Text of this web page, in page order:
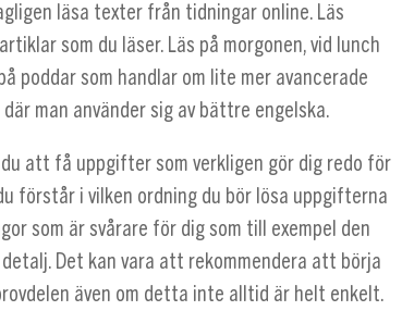
läsa texter från tidningar online. Läs
som du läser. Läs på morgonen, vid lunch
poddar som handlar om lite mer avancerade
man använder sig av bättre engelska.
att få uppgifter som verkligen gör dig redo för
förstår i vilken ordning du bör lösa uppgifterna
som är svårare för dig som till exempel den
Det kan vara att rekommendera att börja
även om detta inte alltid är helt enkelt.